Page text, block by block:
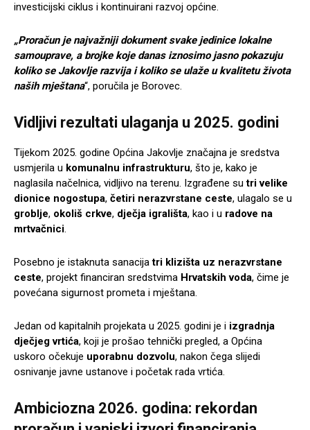
investicijski ciklus i kontinuirani razvoj općine.
„Proračun je najvažniji dokument svake jedinice lokalne
samouprave, a brojke koje danas iznosimo jasno pokazuju
koliko se Jakovlje razvija i koliko se ulaže u kvalitetu života
naših mještana“, poručila je Borovec.
Vidljivi rezultati ulaganja u 2025. godini
Tijekom 2025. godine Općina Jakovlje značajna je sredstva
usmjerila u komunalnu infrastrukturu, što je, kako je
naglasila načelnica, vidljivo na terenu. Izgrađene sutri velike
dionice nogostupa, četiri nerazvrstane ceste, ulagalo se u
groblje, okoliš crkve, dječja igrališta, kao i u radove na
mrtvačnici.
Posebno je istaknuta sanacijatri klizišta uz nerazvrstane
ceste, projekt financiran sredstvima Hrvatskih voda, čime je
povećana sigurnost prometa i mještana.
Jedan od kapitalnih projekata u 2025. godini je i izgradnja
dječjeg vrtića, koji je prošao tehnički pregled, a Općina
uskoro očekuje uporabnu dozvolu, nakon čega slijedi
osnivanje javne ustanove i početak rada vrtića.
Ambiciozna 2026. godina: rekordan